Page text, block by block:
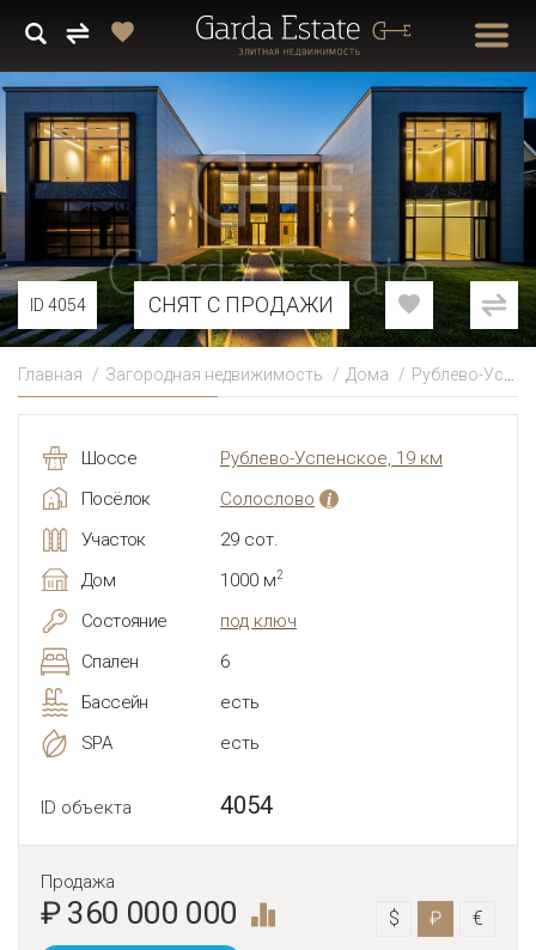
ID 4054 СНЯТ С ПРОДАЖИ
Главная Загородная недвижимость Дома Рублево-Успенское
Шоссе
Рублево-Успенское, 19 км
Посёлок
Солослово i
Участок
29 сот.
Дом
1000 м2
Состояние
под ключ
Спален
6
Бассейн
есть
SPA
есть
ID объекта 4054
Продажа
₽ 360 000 000 $ ₽ €